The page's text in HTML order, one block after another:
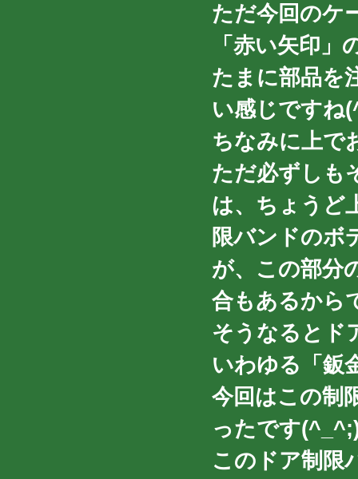
ただ今回のケ
「赤い矢印
たまに部品を
い感じですね
ちなみに上で
ただ必ずしも
は、ちょうど
限バンドのボ
が、この部分
合もあるから
そうなるとド
いわゆる「鈑
今回はこの制
ったです
このドア制限